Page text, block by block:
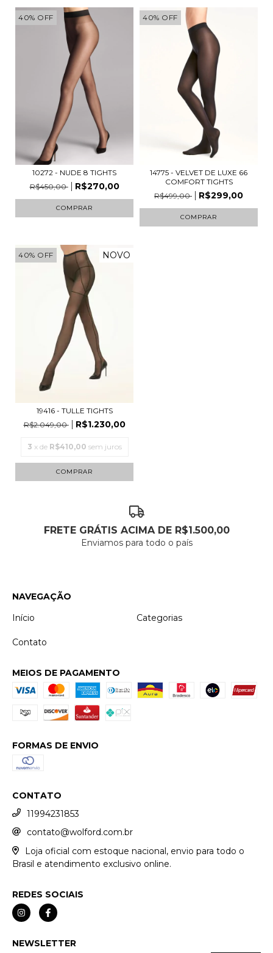
40% OFF
10272 - NUDE 8 TIGHTS
R$450,00
R$270,00
COMPRAR
40% OFF
14775 - VELVET DE LUXE 66
COMFORT TIGHTS
R$499,00
R$299,00
COMPRAR
40% OFF NOVO
19416 - TULLE TIGHTS
R$2.049,00
R$1.230,00
3 x de R$410,00 sem juros
COMPRAR
FRETE GRÁTIS ACIMA DE R$1.500,00
Enviamos para todo o país
NAVEGAÇÃO
Início
Categorias
Contato
MEIOS DE PAGAMENTO
FORMAS DE ENVIO
CONTATO
11994231853
contato@wolford.com.br
Loja oficial com estoque nacional, envio para todo o
Brasil e atendimento exclusivo online.
REDES SOCIAIS
NEWSLETTER